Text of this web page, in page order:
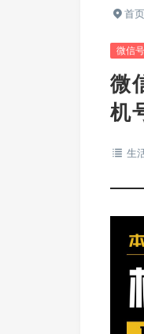
首页
微信号
微
机
生